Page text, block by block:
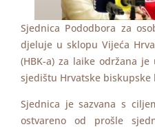
Sjednica Pododbora za
djeluje u sklopu Vijeća
(HBK-a) za laike održana
sjedištu Hrvatske
Sjednica je sazvana s
ostvareno od prošle